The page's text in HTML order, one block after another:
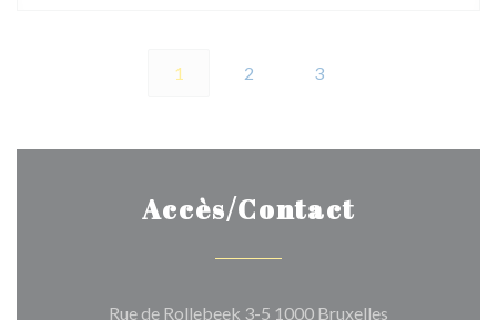
1 2 3
Accès/Contact
Rue de Rollebeek 3-5 1000 Bruxelles